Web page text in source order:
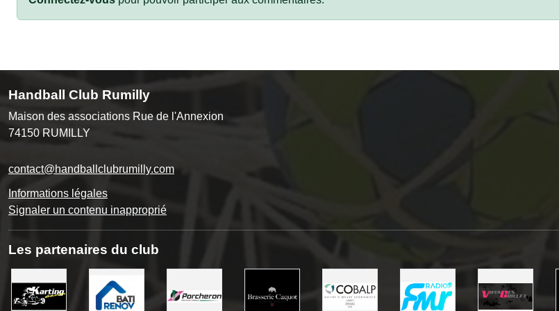
Handball Club Rumilly
Maison des associations Rue de l'Annexion
74150 RUMILLY
contact@handballclubrumilly.com
Informations légales
Signaler un contenu inapproprié
Les partenaires du club